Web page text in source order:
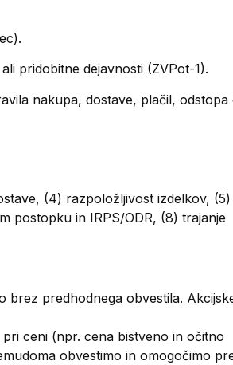
pridobitne dejavnosti (ZVPot-1).
nakupa, dostave, plačil, odstopa
(4) razpoložljivost izdelkov, (5)
postopku in IRPS/ODR, (8) trajanje
brez predhodnega obvestila.
ceni (npr. cena bistveno in očitno
obvestimo in omogočimo